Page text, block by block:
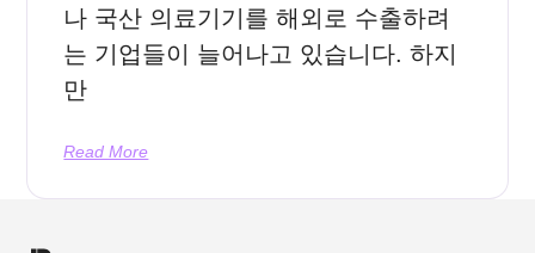
나 국산 의료기기를 해외로 수출하려
는 기업들이 늘어나고 있습니다. 하지
만
Read More